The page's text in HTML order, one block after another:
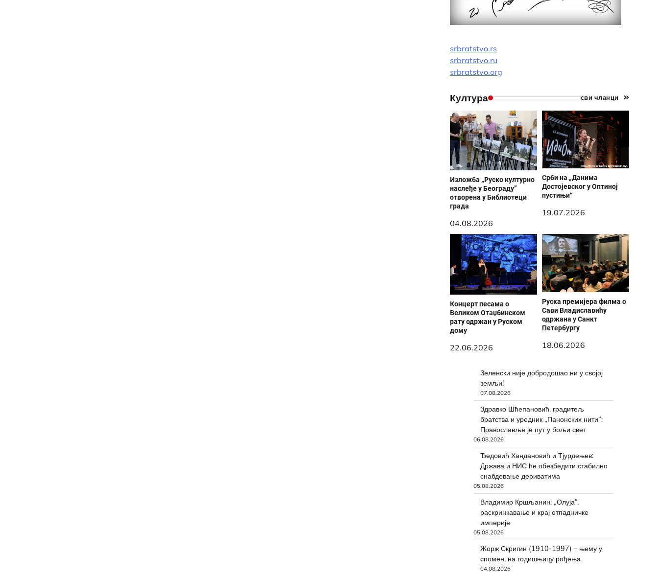
srbratstvo.rs
srbratstvo.ru
srbratstvo.org
Култура сви чланци
Изложба „Руско културно
наслеђе у Београду”
отворена у Библиотеци
града
04.08.2026
Срби на „Данима
Достојевског у Оптиној
пустињи“
19.07.2026
Концерт песама о
Великом Отаџбинском
рату одржан у Руском
дому
22.06.2026
Руска премијера филма о
Сави Владиславићу
одржана у Санкт
Петербургу
18.06.2026
Зеленски није добродошао ни у својој
земљи!
07.08.2026
Здравко Шћепановић, градитељ
братства и уредник „Панонских нити“:
Православље је пут у бољи свет
06.08.2026
Ђедовић Хандановић и Тјурдењев:
Држава и НИС ће обезбедити стабилно
снабдевање дериватима
05.08.2026
Владимир Кршљанин: „Олуја“,
раскринкавање и крај отпадничке
империје
05.08.2026
Жорж Скригин (1910-1997) – њему у
спомен, на годишњицу рођења
04.08.2026